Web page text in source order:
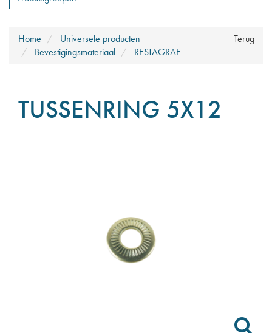
Terug
Home
Universele producten
Bevestigingsmateriaal
RESTAGRAF
TUSSENRING 5X12